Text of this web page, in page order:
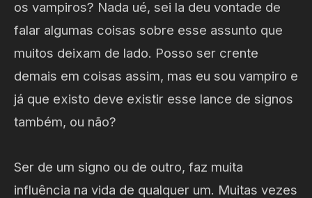
os vampiros? Nada ué, sei la deu vontade de
falar algumas coisas sobre esse assunto que
muitos deixam de lado. Posso ser crente
demais em coisas assim, mas eu sou vampiro e
já que existo deve existir esse lance de signos
também, ou não?
Ser de um signo ou de outro, faz muita
influência na vida de qualquer um. Muitas vezes